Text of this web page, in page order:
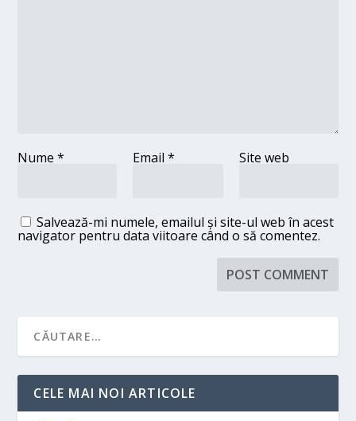
Nume* Email * Site web
Salvează-mi numele, emailul și site-ul web în acest
navigator pentru data viitoare când o să comentez.
CELE MAI NOI ARTICOLE